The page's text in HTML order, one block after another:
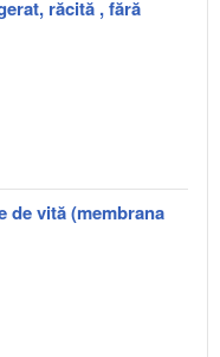
răcită , fără
de vită (membrana